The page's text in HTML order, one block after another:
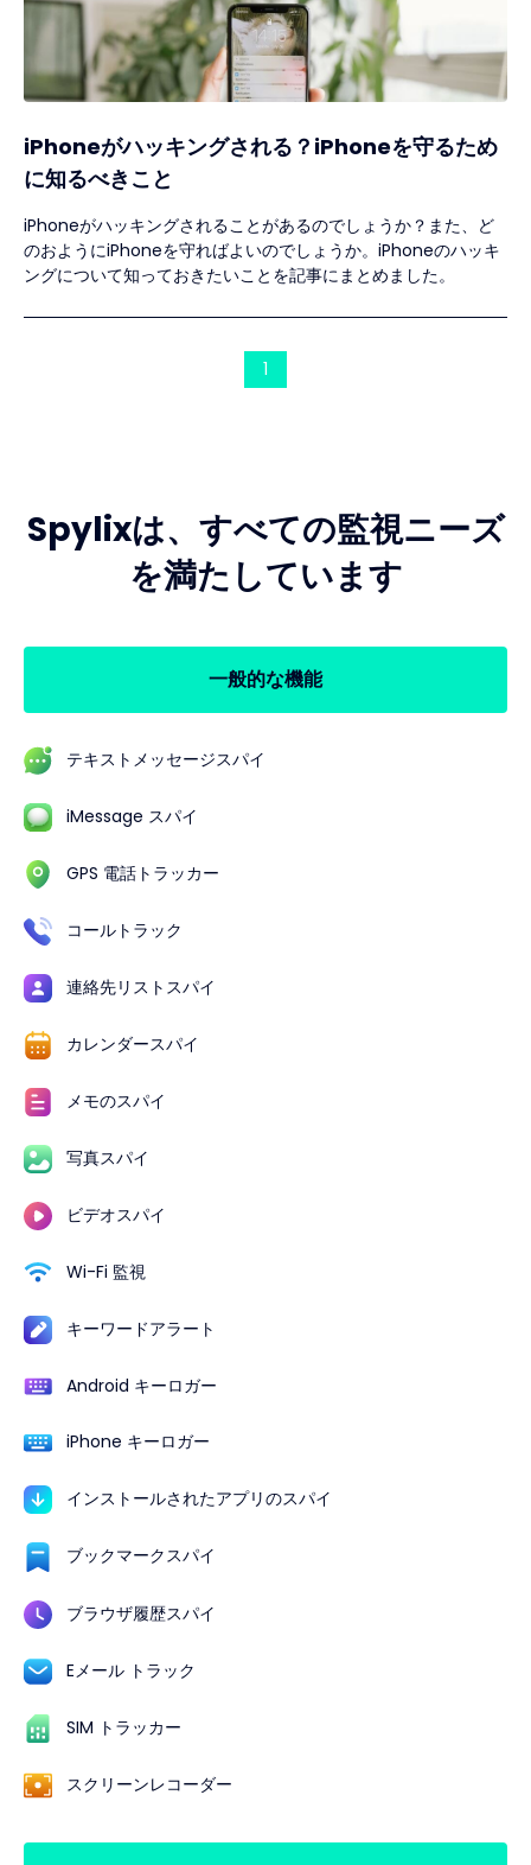
iPhoneがハッキングされる？iPhoneを守るため
に知るべきこと
iPhoneがハッキングされることがあるのでしょうか？また、ど
のおようにiPhoneを守ればよいのでしょうか。iPhoneのハッキ
ングについて知っておきたいことを記事にまとめました。
1
Spylixは、すべての監視ニーズ
を満たしています
一般的な機能
テキストメッセージスパイ
iMessage スパイ
GPS 電話トラッカー
コールトラック
連絡先リストスパイ
カレンダースパイ
メモのスパイ
写真スパイ
ビデオスパイ
Wi-Fi 監視
キーワードアラート
Android キーロガー
iPhone キーロガー
インストールされたアプリのスパイ
ブックマークスパイ
ブラウザ履歴スパイ
Eメール トラック
SIM トラッカー
スクリーンレコーダー